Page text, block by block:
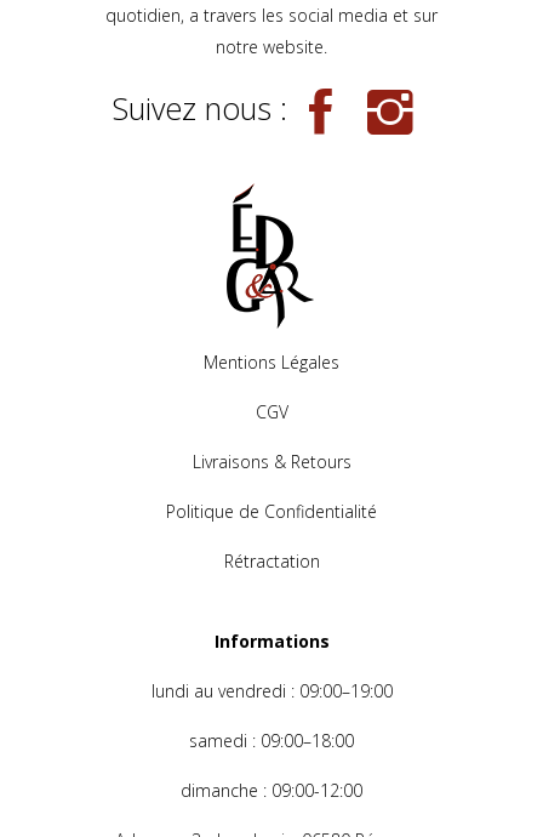
quotidien, a travers les social media et sur
notre website.
Suivez nous :
Mentions Légales
CGV
Livraisons & Retours
Politique de Confidentialité
Rétractation
Informations
lundi au vendredi : 09:00–19:00
samedi : 09:00–18:00
dimanche : 09:00-12:00